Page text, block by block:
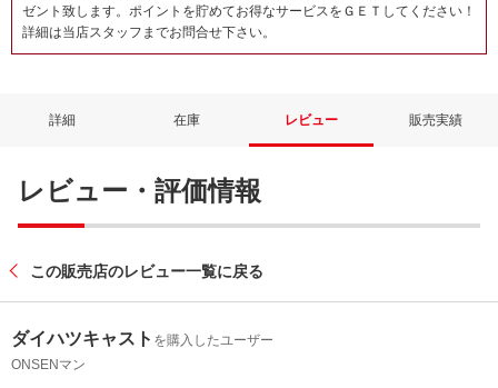
ゼント致します。ポイントを貯めてお得なサービスをＧＥＴしてください！
詳細は当店スタッフまでお問合せ下さい。
詳細 在庫 レビュー 販売実績
レビュー・評価情報
この販売店のレビュー一覧に戻る
ダイハツキャスト を購入したユーザー
ONSENマン